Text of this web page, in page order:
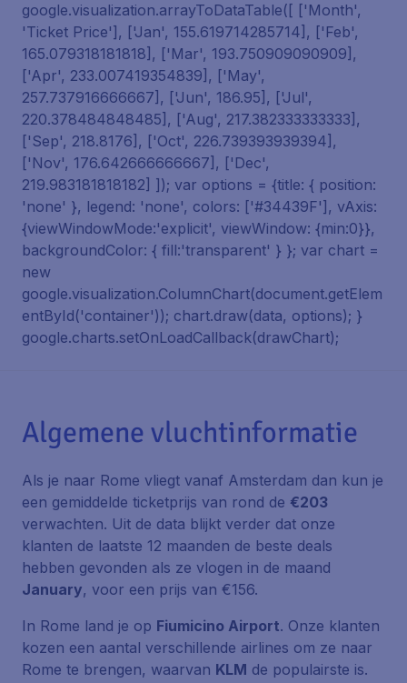
google.visualization.arrayToDataTable([ ['Month',
'Ticket Price'], ['Jan', 155.619714285714], ['Feb',
165.079318181818], ['Mar', 193.750909090909],
['Apr', 233.007419354839], ['May',
257.737916666667], ['Jun', 186.95], ['Jul',
220.378484848485], ['Aug', 217.382333333333],
['Sep', 218.8176], ['Oct', 226.739393939394],
['Nov', 176.642666666667], ['Dec',
219.983181818182] ]); var options = {title: { position:
'none' }, legend: 'none', colors: ['#34439F'], vAxis:
{viewWindowMode:'explicit', viewWindow: {min:0}},
backgroundColor: { fill:'transparent' } }; var chart =
new
google.visualization.ColumnChart(document.getElem
entById('container')); chart.draw(data, options); }
google.charts.setOnLoadCallback(drawChart);
Algemene vluchtinformatie
Als je naar Rome vliegt vanaf Amsterdam dan kun je
een gemiddelde ticketprijs van rond de €203
verwachten. Uit de data blijkt verder dat onze
klanten de laatste 12 maanden de beste deals
hebben gevonden als ze vlogen in de maand
January, voor een prijs van €156.
In Rome land je op Fiumicino Airport. Onze klanten
kozen een aantal verschillende airlines om ze naar
Rome te brengen, waarvan KLM de populairste is.